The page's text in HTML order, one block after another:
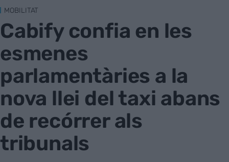
MOBILITAT
Cabify confia en les
esmenes
parlamentàries a la
nova llei del taxi abans
de recórrer als
tribunals